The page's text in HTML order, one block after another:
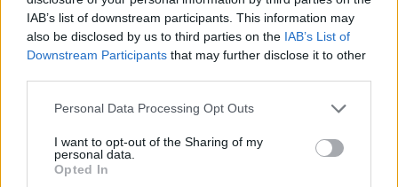
IAB’s list of downstream participants. This information may
also be disclosed by us to third parties on the IAB’s List of
Downstream Participants that may further disclose it to other
Please note that this website/app uses one or more Google
not limited to your visit or usage behaviour. You may click to
grant or deny consent to Google and its third-party tags to
use your data for below specified purposes in below Google
Personal Data Processing Opt Outs
I want to opt-out of the Sharing of my
personal data.
Opted In
párosítás - jegyezte meg Gyukics Gábor -
legtöbbször fordítva szokott lenni: fehér férfi
vesz feleségül indián nőt.
A Petőfi Irodalmi Múzeumbeli fölolvasást és
vezeti és fordítja. A programot az Egyesült
Államok budapesti nagykövetsége támogatja.